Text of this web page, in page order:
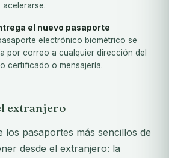
acelerarse.
el nuevo pasaporte
electrónico biométrico se
por correo a cualquier dirección del
certificado o mensajería.
extranjero
los pasaportes más sencillos de
desde el extranjero: la